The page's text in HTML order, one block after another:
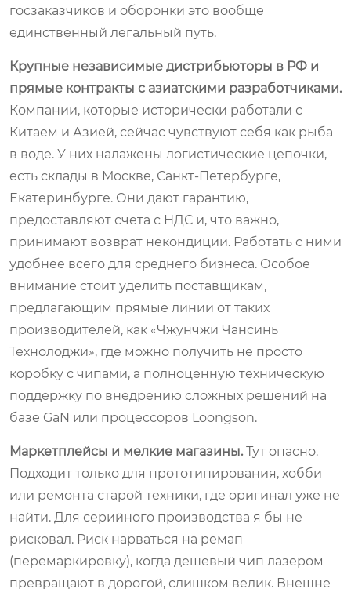
госзаказчиков и оборонки это вообще
единственный легальный путь.
Крупные независимые дистрибьюторы в РФ и
прямые контракты с азиатскими разработчиками.
Компании, которые исторически работали с
Китаем и Азией, сейчас чувствуют себя как рыба
в воде. У них налажены логистические цепочки,
есть склады в Москве, Санкт-Петербурге,
Екатеринбурге. Они дают гарантию,
предоставляют счета с НДС и, что важно,
принимают возврат некондиции. Работать с ними
удобнее всего для среднего бизнеса. Особое
внимание стоит уделить поставщикам,
предлагающим прямые линии от таких
производителей, как «Чжунчжи Чансинь
Технолоджи», где можно получить не просто
коробку с чипами, а полноценную техническую
поддержку по внедрению сложных решений на
базе GaN или процессоров Loongson.
Маркетплейсы и мелкие магазины. Тут опасно.
Подходит только для прототипирования, хобби
или ремонта старой техники, где оригинал уже не
найти. Для серийного производства я бы не
рисковал. Риск нарваться на ремап
(перемаркировку), когда дешевый чип лазером
превращают в дорогой, слишком велик. Внешне